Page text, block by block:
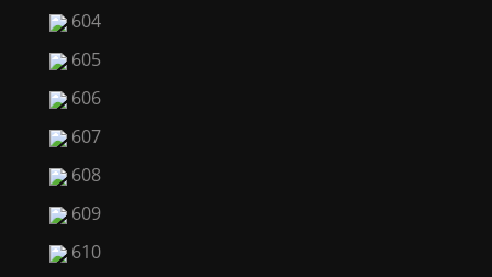
604
605
606
607
608
609
610